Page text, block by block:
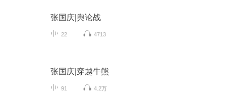
张国庆|舆论战
22 4713
张国庆|穿越牛熊
91 4.2万